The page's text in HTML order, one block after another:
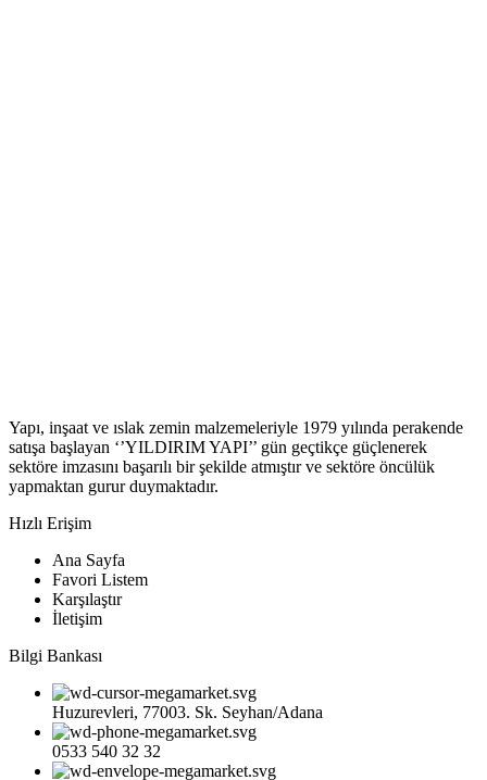
Yapı, inşaat ve ıslak zemin malzemeleriyle 1979 yılında perakende
satışa başlayan ‘’YILDIRIM YAPI’’ gün geçtikçe güçlenerek
sektöre imzasını başarılı bir şekilde atmıştır ve sektöre öncülük
yapmaktan gurur duymaktadır.
Hızlı Erişim
Ana Sayfa
Favori Listem
Karşılaştır
İletişim
Bilgi Bankası
Huzurevleri, 77003. Sk. Seyhan/Adana
0533 540 32 32